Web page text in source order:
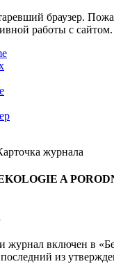
браузер.
работы с сайтом.
журнала
A
журнал включен в
последний из